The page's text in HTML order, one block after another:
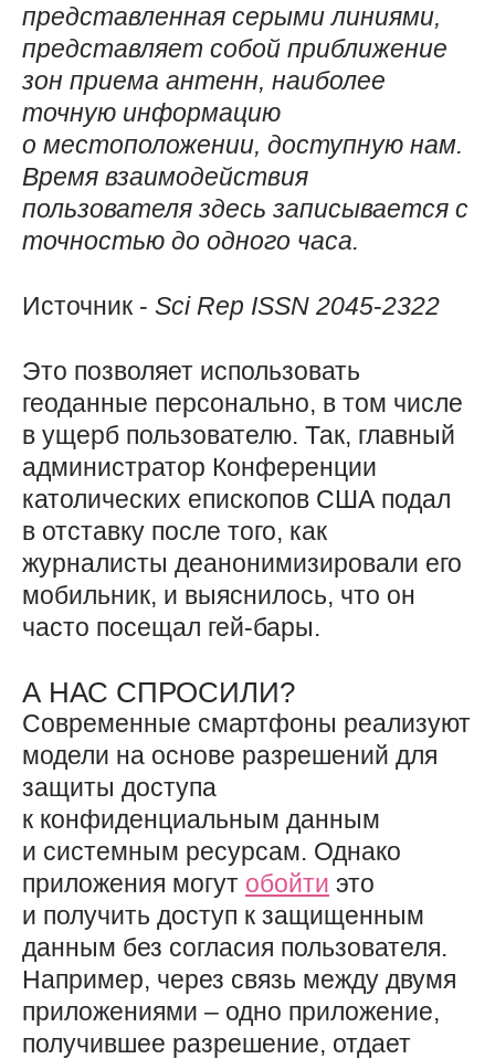
представленная серыми линиями,
представляет собой приближение
зон приема антенн, наиболее
точную информацию
о местоположении, доступную нам.
Время взаимодействия
пользователя здесь записывается с
точностью до одного часа.
Источник - Sci Rep ISSN 2045-2322
Это позволяет использовать
геоданные персонально, в том числе
в ущерб пользователю. Так, главный
администратор Конференции
католических епископов США подал
в отставку после того, как
журналисты деанонимизировали его
мобильник, и выяснилось, что он
часто посещал гей-бары.
А НАС СПРОСИЛИ?
Современные смартфоны реализуют
модели на основе разрешений для
защиты доступа
к конфиденциальным данным
и системным ресурсам. Однако
приложения могут обойти это
и получить доступ к защищенным
данным без согласия пользователя.
Например, через связь между двумя
приложениями – одно приложение,
получившее разрешение, отдает